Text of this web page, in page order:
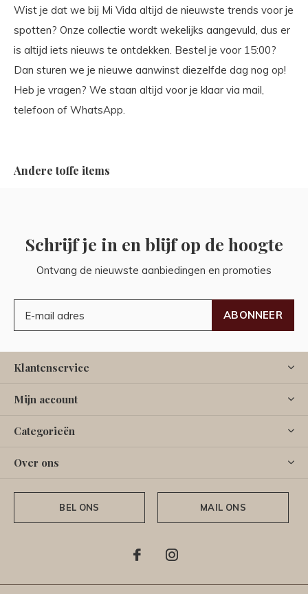
Wist je dat we bij Mi Vida altijd de nieuwste trends voor je
spotten? Onze collectie wordt wekelijks aangevuld, dus er
is altijd iets nieuws te ontdekken. Bestel je voor 15:00?
Dan sturen we je nieuwe aanwinst diezelfde dag nog op!
Heb je vragen? We staan altijd voor je klaar via mail,
telefoon of WhatsApp.
Andere toffe items
Schrijf je in en blijf op de hoogte
Ontvang de nieuwste aanbiedingen en promoties
ABONNEER
Klantenservice
Mijn account
Categorieën
Over ons
BEL ONS MAIL ONS